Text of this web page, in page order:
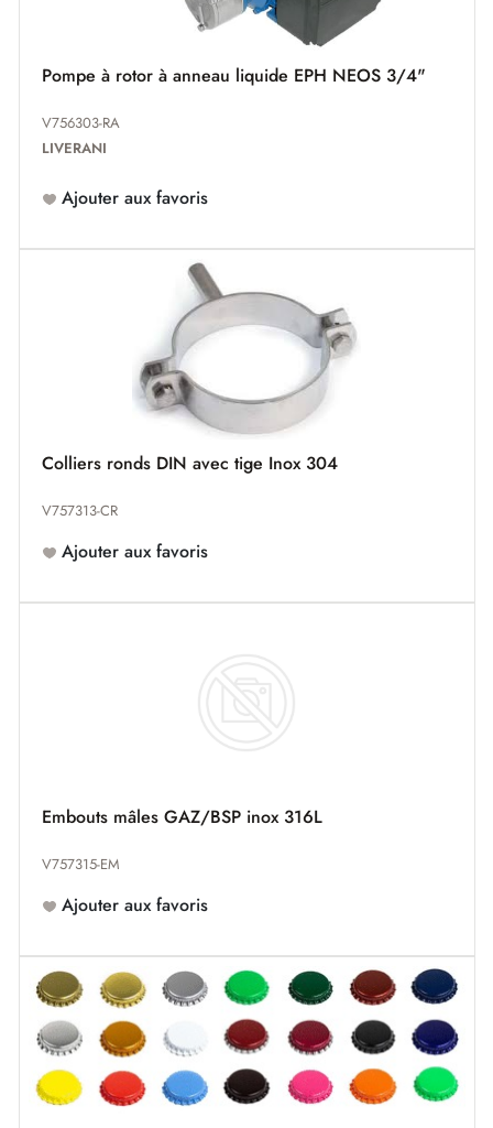
Pompe à rotor à anneau liquide EPH NEOS 3/4"
V756303-RA
LIVERANI
Ajouter aux favoris
Colliers ronds DIN avec tige Inox 304
V757313-CR
Ajouter aux favoris
Embouts mâles GAZ/BSP inox 316L
V757315-EM
Ajouter aux favoris